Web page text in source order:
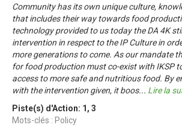
Community has its own unique culture,
that includes their way towards food
technology provided to us today the DA 4K
intervention in respect to the IP Culture in
more generations to come. As our mandate
for food production must co-exist with IKSP
access to more safe and nutritious food. By
with the intervention given, it boos... Lire la
Piste(s) d'Action: 1 , 3
Mots-clés : Policy